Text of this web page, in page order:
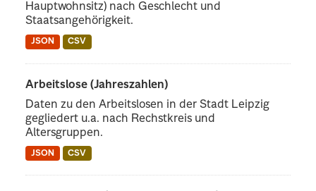
Hauptwohnsitz) nach Geschlecht und
Staatsangehörigkeit.
JSON CSV
Arbeitslose (Jahreszahlen)
Daten zu den Arbeitslosen in der Stadt Leipzig
gegliedert u.a. nach Rechstkreis und
Altersgruppen.
JSON CSV